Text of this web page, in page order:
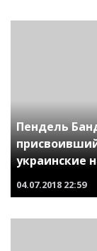
Пендель
украинские
04.07.2018 22:59